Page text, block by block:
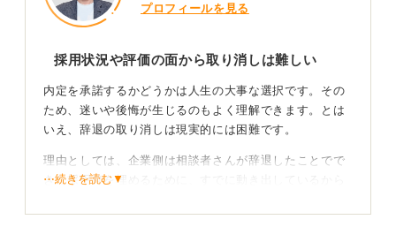
ん。
い、結果的に採用した経験もあります。ただし、結果が
勢が大切です。
プロフィールを見る
採用状況や評価の面から取り消しは難しい
内定を承諾するかどうかは人生の大事な選択です。その
ため、迷いや後悔が生じるのもよく理解できます。とは
いえ、辞退の取り消しは現実的には困難です。
理由としては、企業側は相談者さんが辞退したことでで
きた採用枠を埋めるために、すでに動き出しているから
いた別の就活生に、すでに内定の連絡をしているかもし
⋯続きを読む▼